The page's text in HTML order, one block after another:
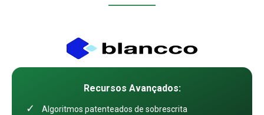
Recursos Avançados:
✓ Algoritmos patenteados de sobrescrita